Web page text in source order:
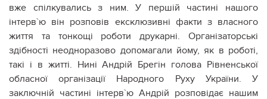
вже спілкувались з ним. У першій частині нашого
інтерв`ю він розповів ексклюзивні факти з власного
життя та тонкощі роботи друкарні. Організаторські
здібності неодноразово допомагали йому, як в роботі,
такі і в житті. Нині Андрій Брегін голова Рівненської
обласної організації Народного Руху України. У
заключній частині інтерв`ю Андрій розповідає нашим